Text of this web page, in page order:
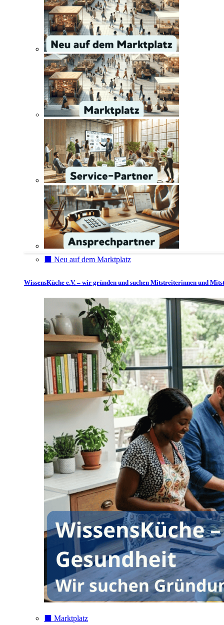
⬛️ Neu auf dem Marktplatz
WissensKüche e.V. – wir gründen und suchen Mitstreiterinnen und
⬛️ Marktplatz